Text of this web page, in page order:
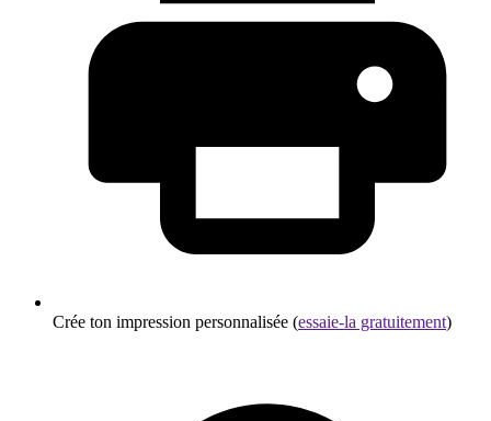
Crée ton impression personnalisée (essaie-la gratuitement)